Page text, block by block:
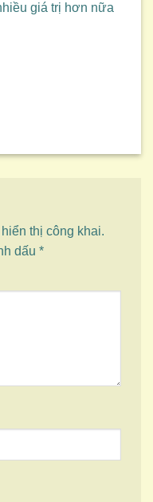
giá trị hơn nữa
thị công khai.
dấu *